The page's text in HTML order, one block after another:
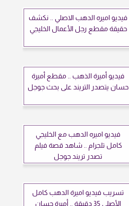
فيديو اميره الدهب الاصلي .. نكشف
حقيقة مقطع رجل الأعمال الخليجي
فيديو أميرة الذهب .. مقطع أميرة
حسان يتصدر التريند على بحث جوجل
فيديو اميره الدهب مع الخليجي
كامل تلجرام .. شاهد قصة فيلم
تصدر تريند جوجل
تسريب فيديو اميرة الدهب كامل
الأصلي 35 دقيقة .. أميرة حسان